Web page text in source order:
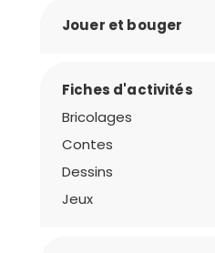
Jouer et bouger
Fiches d'activités
Bricolages
Contes
Dessins
Jeux